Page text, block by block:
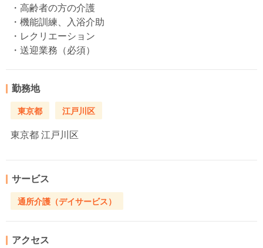
・高齢者の方の介護
・機能訓練、入浴介助
・レクリエーション
・送迎業務（必須）
勤務地
東京都 江戸川区
東京都 江戸川区
サービス
通所介護（デイサービス）
アクセス